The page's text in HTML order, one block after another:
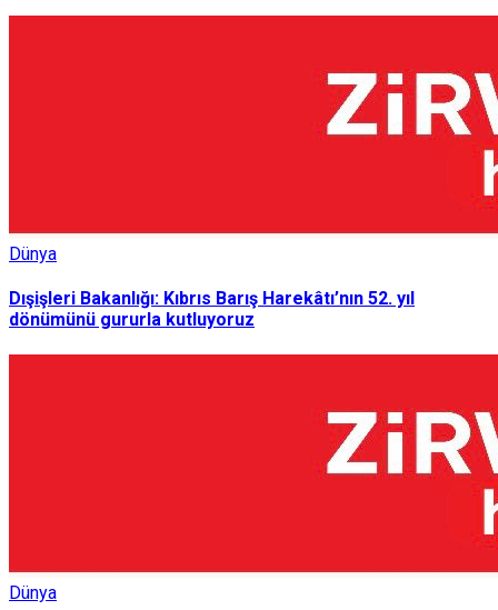
Dünya
Dışişleri Bakanlığı: Kıbrıs Barış Harekâtı’nın 52. yıl
dönümünü gururla kutluyoruz
Dünya